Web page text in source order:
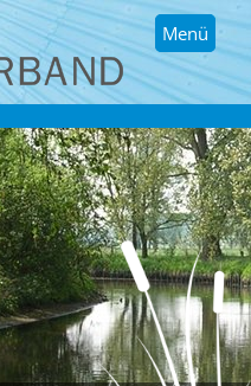
Menü